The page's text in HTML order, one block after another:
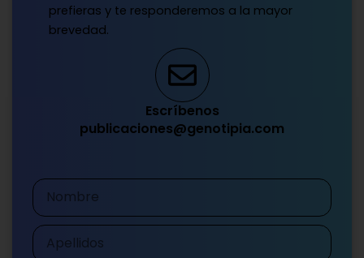
prefieras y te responderemos a la mayor
brevedad.
Escríbenos
publicaciones@genotipia.com
Nombre
Apellidos